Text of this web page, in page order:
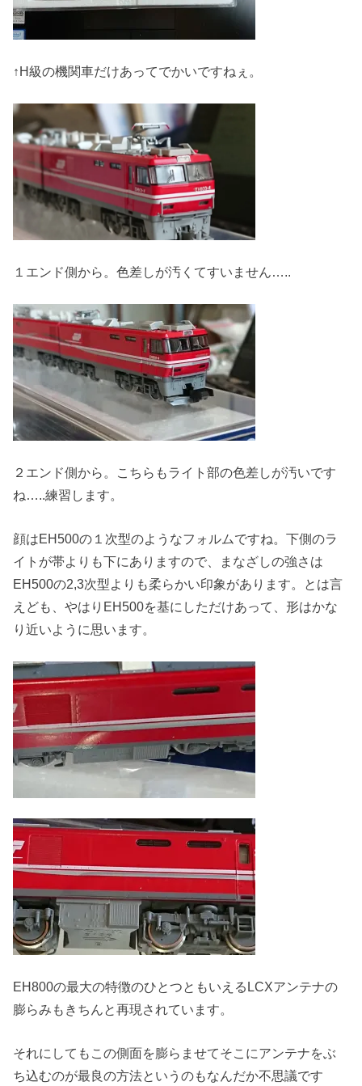
↑H級の機関車だけあってでかいですねぇ。
１エンド側から。色差しが汚くてすいません…..
２エンド側から。こちらもライト部の色差しが汚いです
ね…..練習します。
顔はEH500の１次型のようなフォルムですね。下側のラ
イトが帯よりも下にありますので、まなざしの強さは
EH500の2,3次型よりも柔らかい印象があります。とは言
えども、やはりEH500を基にしただけあって、形はかな
り近いように思います。
EH800の最大の特徴のひとつともいえるLCXアンテナの
膨らみもきちんと再現されています。
それにしてもこの側面を膨らませてそこにアンテナをぶ
ち込むのが最良の方法というのもなんだか不思議です